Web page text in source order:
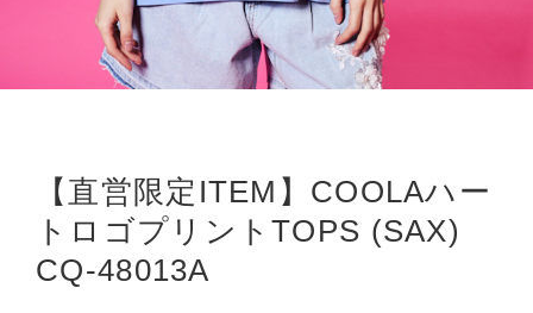
【直営限定ITEM】COOLAハー
トロゴプリントTOPS (SAX)
CQ-48013A